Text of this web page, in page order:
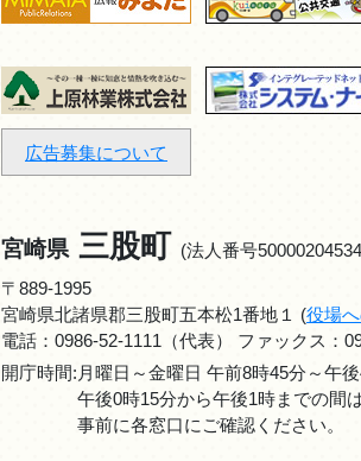
広告募集について
宮崎県 三股町 (法人番号
〒889-1995
宮崎県北諸県郡三股町五本松1番地１ (役場
電話： 0986-52-1111 （代表） ファックス：
開庁時間:月曜日～金曜日 午前8時45分～午
午後0時15分から午後1時までの間
事前に各窓口にご確認ください。